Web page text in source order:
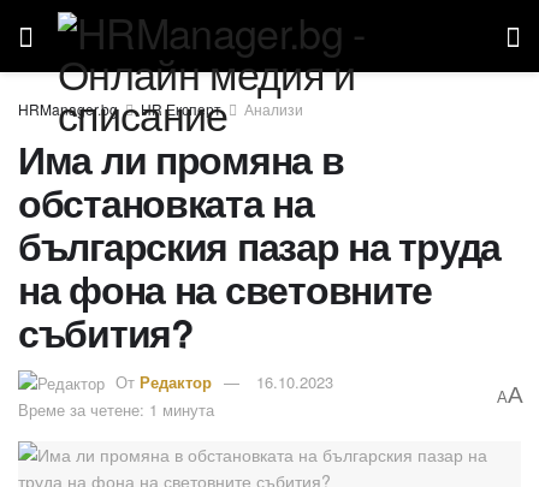
HR Експерт Анализи
Има ли промяна в
обстановката на
българския пазар на труда
на фона на световните
събития?
От Редактор
16.10.2023
Време за четене: 1 минута
AA